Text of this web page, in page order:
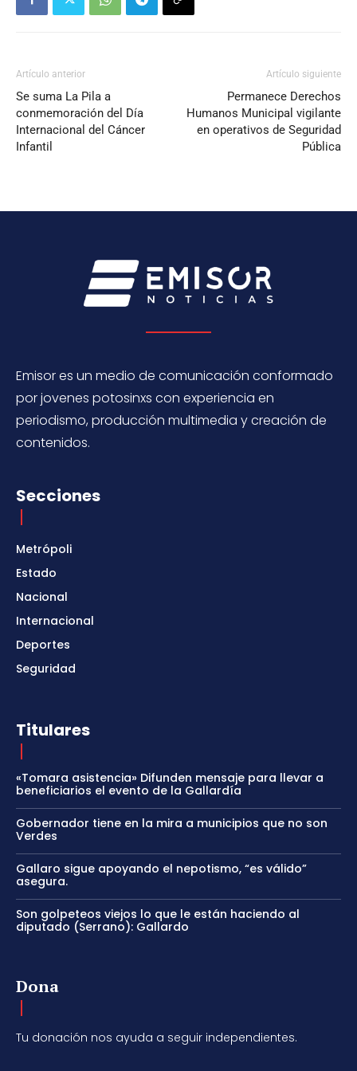
Artículo anterior
Se suma La Pila a
conmemoración del Día
Internacional del Cáncer
Infantil
Artículo siguiente
Permanece Derechos
Humanos Municipal vigilante
en operativos de Seguridad
Pública
Emisor es un medio de comunicación conformado
por jovenes potosinxs con experiencia en
periodismo, producción multimedia y creación de
contenidos.
Secciones
Metrópoli
Estado
Nacional
Internacional
Deportes
Seguridad
Titulares
«Tomara asistencia» Difunden mensaje para llevar a
beneficiarios el evento de la Gallardía
Gobernador tiene en la mira a municipios que no son
Verdes
Gallaro sigue apoyando el nepotismo, “es válido”
asegura.
Son golpeteos viejos lo que le están haciendo al
diputado (Serrano): Gallardo
Dona
Tu donación nos ayuda a seguir independientes.